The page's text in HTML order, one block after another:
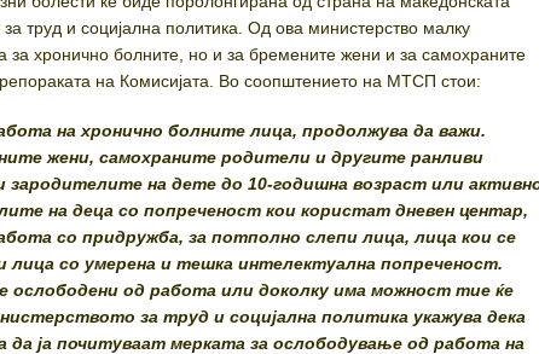
труд и социјална политика. Од ова министерство малку
за хронично болните, но и за бремените жени и за самохраните
на Комисијата. Во соопштението на МТСП стои:
на хронично болните лица, продолжува да важи.
жени, самохраните родители и другите ранливи
зародителите на дете до 10-годишна возраст или
на деца со попреченост кои користат дневен центар,
со придружба, за потполно слепи лица, лица кои се
лица со умерена и тешка интелектуална попреченост.
ослободени од работа или доколку има можност тие ќе
за труд и социјална политика укажува дека
ја почитуваат мерката за ослободување од работа на